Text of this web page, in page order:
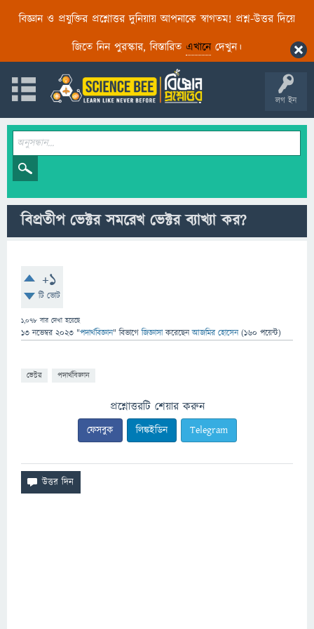
বিজ্ঞান ও প্রযুক্তির প্রশ্নোত্তর দুনিয়ায় আপনাকে স্বাগতম! প্রশ্ন-উত্তর দিয়ে
জিতে নিন পুরস্কার, বিস্তারিত এখানেদেখুন।
লগ ইন
বিপ্রতীপ ভেক্টর সমরেখ ভেক্টর ব্যাখ্যা কর?
+1
টি ভোট
1,078 বার দেখা হয়েছে
13 নভেম্বর 2023 "পদার্থবিজ্ঞান" বিভাগে জিজ্ঞাসাকরেছেনআজমির হোসেন (160 পয়েন্ট)
ভেক্টর পদার্থবিজ্ঞান
প্রশ্নোত্তরটি শেয়ার করুন
ফেসবুক লিঙ্কইডিন Telegram